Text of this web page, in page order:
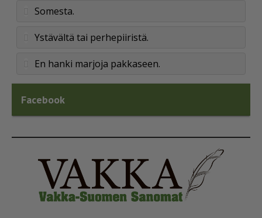
Somesta.
Ystävältä tai perhepiiristä.
En hanki marjoja pakkaseen.
Facebook